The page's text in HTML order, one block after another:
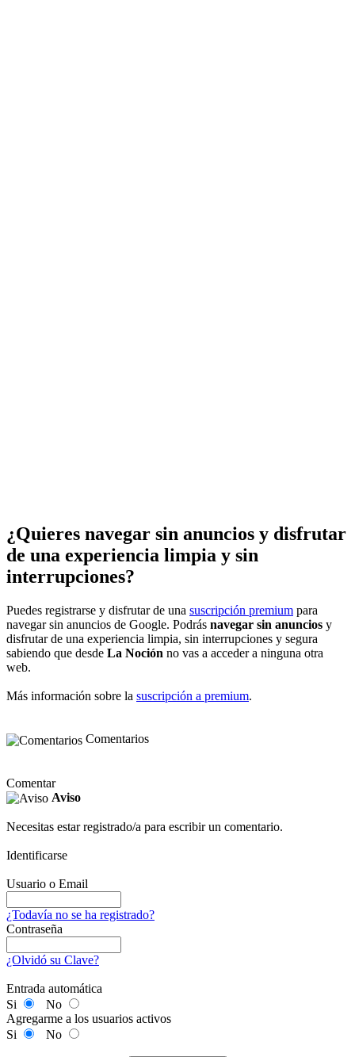
¿Quieres navegar sin anuncios y disfrutar
de una experiencia limpia y sin
interrupciones?
Puedes registrarse y disfrutar de una suscripción premium para
navegar sin anuncios de Google. Podrás navegar sin anuncios y
disfrutar de una experiencia limpia, sin interrupciones y segura
sabiendo que desde La Noción no vas a acceder a ninguna otra
web.
Más información sobre la suscripción a premium.
Comentarios
Comentar
Aviso
Necesitas estar registrado/a para escribir un comentario.
Identificarse
Usuario o Email
¿Todavía no se ha registrado?
Contraseña
¿Olvidó su Clave?
Entrada automática
Si
No
Agregarme a los usuarios activos
Si
No